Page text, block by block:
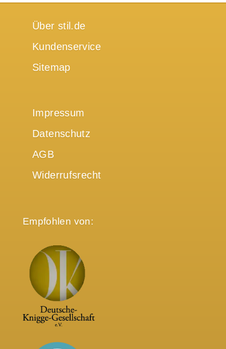
Über stil.de
Kundenservice
Sitemap
Impressum
Datenschutz
AGB
Widerrufsrecht
Empfohlen von: